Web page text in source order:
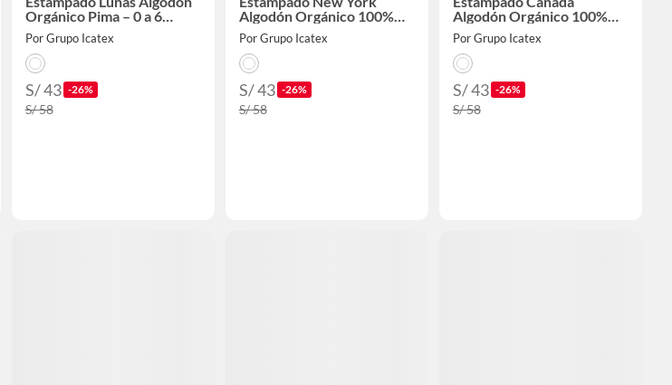
Orgánico Pima – 0 a 6
Meses
Por Grupo Icatex
S/ 43 -26%
S/ 58
Algodón Orgánico 100%
Pima Peruano
Por Grupo Icatex
S/ 43 -26%
S/ 58
Algodón Orgánico 100%
Pima – 0 - 6 M
Por Grupo Icatex
S/ 43 -26%
S/ 58